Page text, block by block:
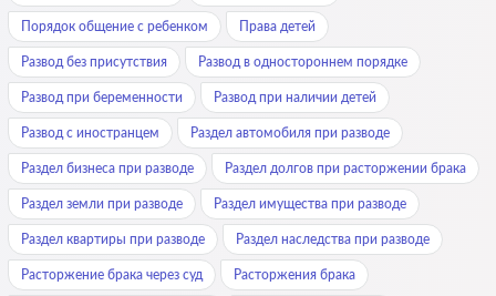
Порядок общение с ребенком Права детей
Развод без присутствия Развод в одностороннем порядке
Развод при беременности Развод при наличии детей
Развод с иностранцем Раздел автомобиля при разводе
Раздел бизнеса при разводе Раздел долгов при расторжении брака
Раздел земли при разводе Раздел имущества при разводе
Раздел квартиры при разводе Раздел наследства при разводе
Расторжение брака через суд Расторжения брака